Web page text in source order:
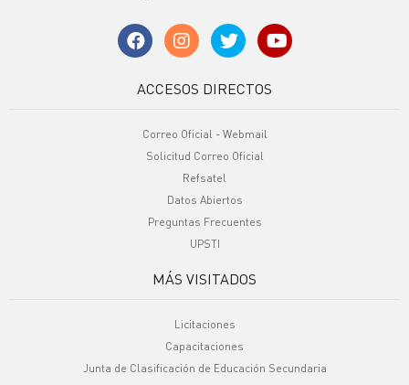
ACCESOS DIRECTOS
Correo Oficial - Webmail
Solicitud Correo Oficial
Refsatel
Datos Abiertos
Preguntas Frecuentes
UPSTI
MÁS VISITADOS
Licitaciones
Capacitaciones
Junta de Clasificación de Educación Secundaria